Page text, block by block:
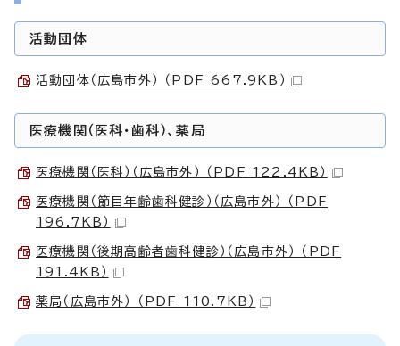
活動団体
活動団体（広島市外） （PDF 667.9KB）
医療機関（医科・歯科）、薬局
医療機関（医科）（広島市外） （PDF 122.4KB）
医療機関（節目年齢歯科健診）（広島市外） （PDF
196.7KB）
医療機関（後期高齢者歯科健診）（広島市外） （PDF
191.4KB）
薬局（広島市外） （PDF 110.7KB）